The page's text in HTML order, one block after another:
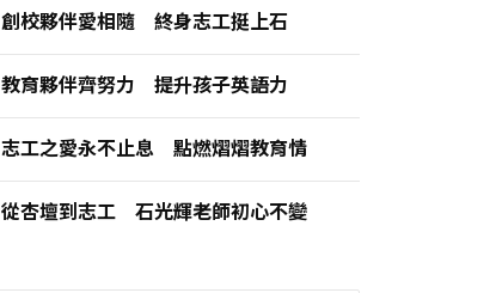
創校夥伴愛相隨 終身志工挺上石
教育夥伴齊努力 提升孩子英語力
志工之愛永不止息 點燃熠熠教育情
從杏壇到志工 石光輝老師初心不變